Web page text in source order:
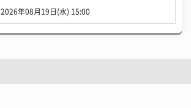
2026年08月19日(水) 15:00